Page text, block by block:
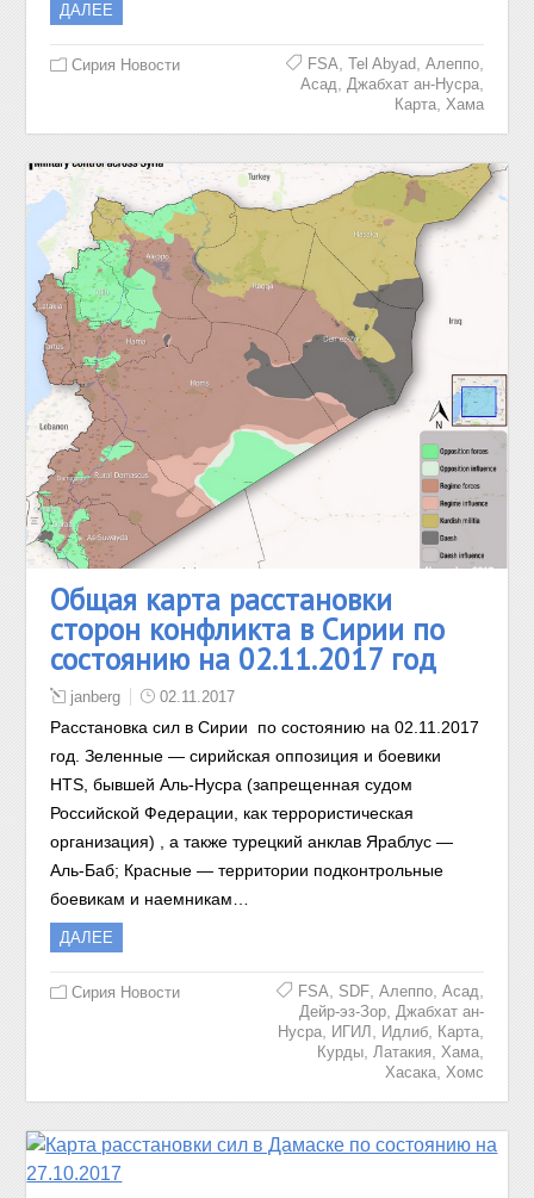
ДАЛЕЕ
Сирия Новости FSA, Tel Abyad, Алеппо,
Асад, Джабхат ан-Нусра,
Карта, Хама
Общая карта расстановки
сторон конфликта в Сирии по
состоянию на 02.11.2017 год
janberg 02.11.2017
Расстановка сил в Сирии по состоянию на 02.11.2017
год. Зеленные — сирийская оппозиция и боевики
HTS, бывшей Аль-Нусра (запрещенная судом
Российской Федерации, как террористическая
организация) , а также турецкий анклав Яраблус —
Аль-Баб; Красные — территории подконтрольные
боевикам и наемникам…
ДАЛЕЕ
Сирия Новости FSA SDF, Алеппо, Асад
Дейр-эз-Зор, Джабхат ан-
Нусра, ИГИЛ Идлиб, Карта,
Курды, Латакия Хама,
Хасака, Хомс